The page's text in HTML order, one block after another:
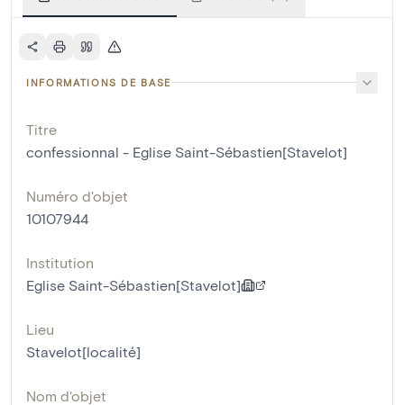
INFORMATIONS DE BASE
Titre
confessionnal - Eglise Saint-Sébastien[Stavelot]
Numéro d'objet
10107944
Institution
Eglise Saint-Sébastien[Stavelot]
Lieu
Stavelot[localité]
Nom d'objet